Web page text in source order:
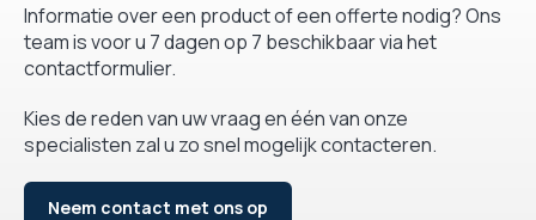
Informatie over een product of een offerte nodig? Ons
team is voor u 7 dagen op 7 beschikbaar via het
contactformulier.
Kies de reden van uw vraag en één van onze
specialisten zal u zo snel mogelijk contacteren.
Neem contact met ons op